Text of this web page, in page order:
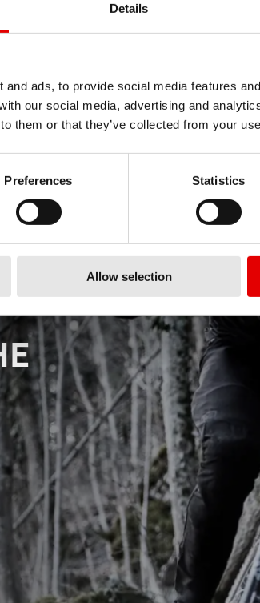
Details
ads, to provide social media features
our social media, advertising and
them or that they’ve collected from your
Preferences Statistics
Allow selection